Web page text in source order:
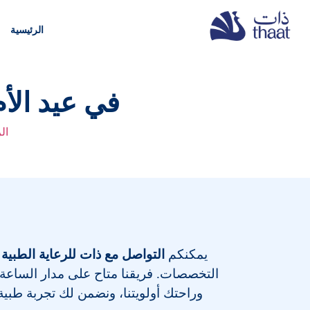
الرئيسية
في عيد
يمكنكم
التواصل مع ذات للرعاية الطبية
التخصصات. فريقنا متاح على مدار
وراحتك أولويتنا، ونضمن لك تجربة